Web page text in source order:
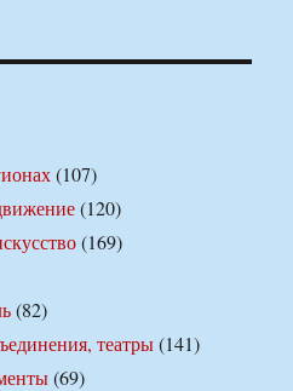
(107)
(120)
(169)
(82)
театры(141)
(69)